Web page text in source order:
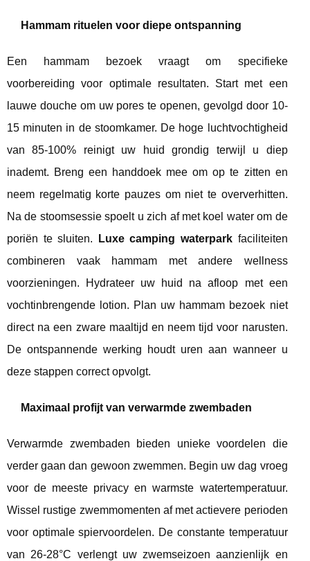
Hammam rituelen voor diepe ontspanning
Een hammam bezoek vraagt om specifieke
voorbereiding voor optimale resultaten. Start met een
lauwe douche om uw pores te openen, gevolgd door 10-
15 minuten in de stoomkamer. De hoge luchtvochtigheid
van 85-100% reinigt uw huid grondig terwijl u diep
inademt. Breng een handdoek mee om op te zitten en
neem regelmatig korte pauzes om niet te oververhitten.
Na de stoomsessie spoelt u zich af met koel water om de
poriën te sluiten.
Luxe camping waterpark faciliteiten
combineren vaak hammam met andere wellness
voorzieningen. Hydrateer uw huid na afloop met een
vochtinbrengende lotion. Plan uw hammam bezoek niet
direct na een zware maaltijd en neem tijd voor narusten.
De ontspannende werking houdt uren aan wanneer u
deze stappen correct opvolgt.
Maximaal profijt van verwarmde zwembaden
Verwarmde zwembaden bieden unieke voordelen die
verder gaan dan gewoon zwemmen. Begin uw dag vroeg
voor de meeste privacy en warmste watertemperatuur.
Wissel rustige zwemmomenten af met actievere perioden
voor optimale spiervoordelen. De constante temperatuur
van 26-28°C verlengt uw zwemseizoen aanzienlijk en